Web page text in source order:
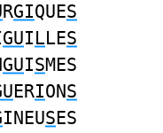
RGIQUES
GUILLES
GUISMES
ERIONS
INEUSES